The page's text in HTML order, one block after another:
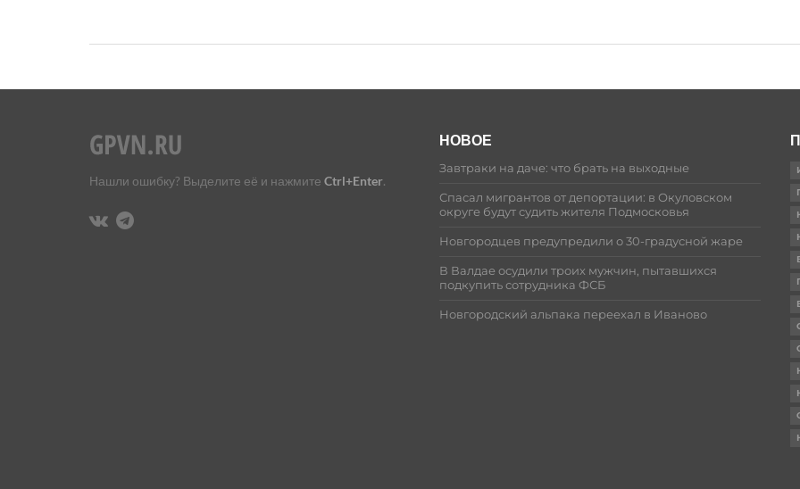
Нашли ошибку? Выделите её и нажмите Ctrl+Enter.
НОВОЕ
Завтраки на даче: что брать на выходные
Спасал мигрантов от депортации: в Окуловском
округе будут судить жителя Подмосковья
Новгородцев предупредили о 30-градусной жаре
В Валдае осудили троих мужчин, пытавшихся
подкупить сотрудника ФСБ
Новгородский альпака переехал в Иваново